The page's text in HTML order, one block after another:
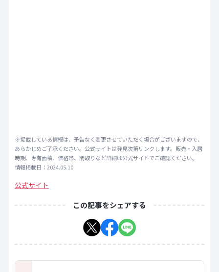
※掲載している情報は、予告なく変更させていただく場合がございますので、
あらかじめご了承ください。公式サイトは発見次第リンクします。販売・入居
時期、専有面積、価格帯、間取りなど詳細は公式サイトでご確認ください。
情報掲載日：2024.05.10
公式サイト
この記事をシェアする